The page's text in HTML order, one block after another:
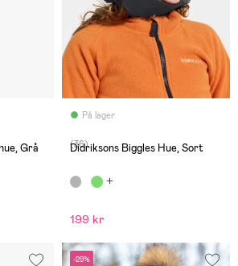
Grå
På lager
(36)
Didriksons Biggles Hue, Sort
199 kr
-29%